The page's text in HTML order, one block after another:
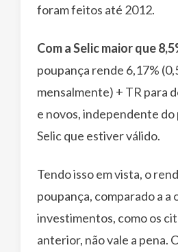
foram feitos até 2012.
Com a Selic maior que
poupança rende 6,17%
mensalmente) + TR para
e novos, independente
Selic que estiver válido.
Tendo isso em vista, o
poupança, comparado a a
investimentos, como os
anterior, não vale a pena.